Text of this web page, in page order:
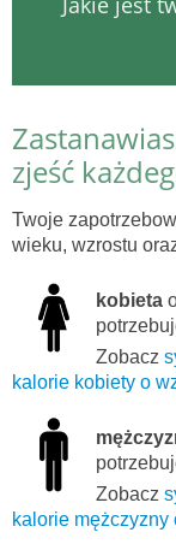
zjeść
Twoje
wieku, wzrostu
kobieta
Zobacz
kalorie kobiety o
Zobacz
kalorie mężczyzny